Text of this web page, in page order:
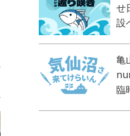
せ
設
亀
臨